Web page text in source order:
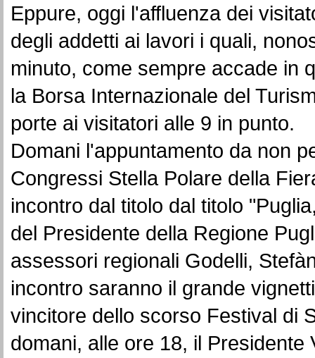
Eppure, oggi l'affluenza dei
degli addetti ai lavori i quali,
minuto, come sempre accade in
la Borsa Internazionale del
porte ai visitatori alle 9 in punto.
Domani l'appuntamento da non
Congressi Stella Polare della
incontro dal titolo dal titolo
del Presidente della Regione
assessori regionali Godelli,
incontro saranno il grande
vincitore dello scorso Festival di
domani, alle ore 18, il Presidente